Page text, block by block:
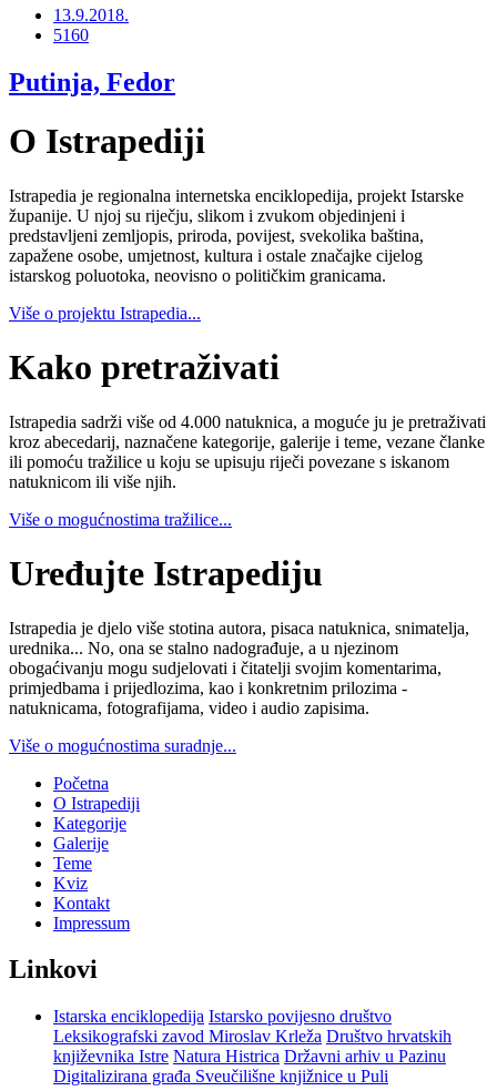
13.9.2018.
5160
Putinja, Fedor
O Istrapediji
Istrapedia je regionalna internetska enciklopedija, projekt Istarske
županije. U njoj su riječju, slikom i zvukom objedinjeni i
predstavljeni zemljopis, priroda, povijest, svekolika baština,
zapažene osobe, umjetnost, kultura i ostale značajke cijelog
istarskog poluotoka, neovisno o političkim granicama.
Više o projektu Istrapedia...
Kako pretraživati
Istrapedia sadrži više od 4.000 natuknica, a moguće ju je pretraživati
kroz abecedarij, naznačene kategorije, galerije i teme, vezane članke
ili pomoću tražilice u koju se upisuju riječi povezane s iskanom
natuknicom ili više njih.
Više o mogućnostima tražilice...
Uređujte Istrapediju
Istrapedia je djelo više stotina autora, pisaca natuknica, snimatelja,
urednika... No, ona se stalno nadograđuje, a u njezinom
obogaćivanju mogu sudjelovati i čitatelji svojim komentarima,
primjedbama i prijedlozima, kao i konkretnim prilozima -
natuknicama, fotografijama, video i audio zapisima.
Više o mogućnostima suradnje...
Početna
O Istrapediji
Kategorije
Galerije
Teme
Kviz
Kontakt
Impressum
Linkovi
Istarska enciklopedija Istarsko povijesno društvo
Leksikografski zavod Miroslav Krleža Društvo hrvatskih
književnika Istre Natura Histrica Državni arhiv u Pazinu
Digitalizirana građa Sveučilišne knjižnice u Puli